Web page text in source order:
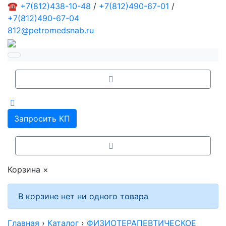
☎ +7(812)438-10-48 / +7(812)490-67-01 /
+7(812)490-67-04
812@petromedsnab.ru
Запросить КП
Корзина ×
В корзине нет ни одного товара
Главная › Каталог › ФИЗИОТЕРАПЕВТИЧЕСКОЕ